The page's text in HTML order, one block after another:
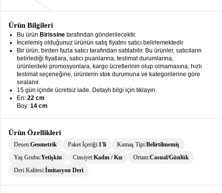
Giyim keyboard_arrow_down
Tesettür
Giyim keyboard_arrow_down
Büyük
Bedenkeyboard_arrow_down
İç
Giyimkeyboard_arrow_down
Ürün Bilgileri
Bu ürün Birissine tarafından gönderilecektir.
İncelemiş olduğunuz ürünün satış fiyatını satıcı belirlemektedir.
Bir ürün, birden fazla satıcı tarafından satılabilir. Bu ürünler, satıcıların
belirlediği fiyatlara, satıcı puanlarına, teslimat durumlarına,
ürünlerdeki promosyonlara, kargo ücretlerinin olup olmamasına, hızlı
teslimat seçeneğine, ürünlerin stok durumuna ve kategorilerine göre
sıralanır.
15 gün içinde ücretsiz iade. Detaylı bilgi için tıklayın.
En: 22 cm
Boy: 14 cm
Ürün Özellikleri
Desen:Geometrik Paket İçeriği:1'li Kumaş Tipi:Belirtilmemiş
Yaş Grubu:Yetişkin Cinsiyet:Kadın / Kız Ortam:Casual/Günlük
Deri Kalitesi:İmitasyon Deri